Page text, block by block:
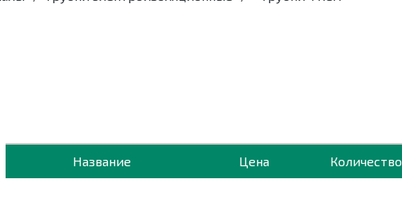
Название Цена Количество